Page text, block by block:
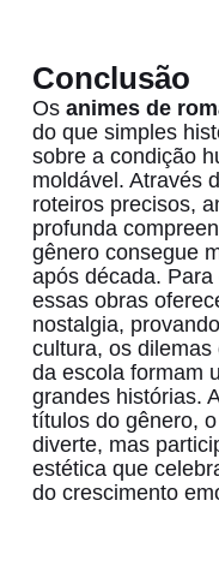
Conclusão
Os animes de
do que simples
sobre a condição
moldável. Através
roteiros precisos,
profunda
gênero consegue
após década.
essas obras
nostalgia,
cultura, os
da escola formam
grandes histórias.
títulos do gênero,
diverte, mas
estética que
do crescimento